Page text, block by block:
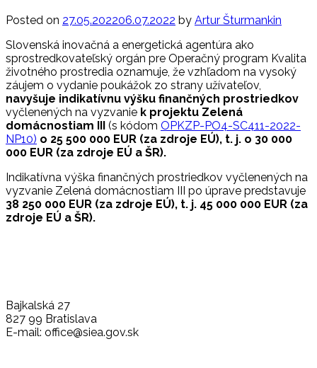
Posted on 27.05.202206.07.2022 by Artur Šturmankin
Slovenská inovačná a energetická agentúra ako
sprostredkovateľský orgán pre Operačný program Kvalita
životného prostredia oznamuje, že vzhľadom na vysoký
záujem o vydanie poukážok zo strany užívateľov,
navyšuje indikatívnu výšku finančných prostriedkov
vyčlenených na vyzvanie k projektu Zelená
domácnostiam III (s kódom OPKZP-PO4-SC411-2022-
NP10) o 25 500 000 EUR (za zdroje EÚ), t. j. o 30 000
000 EUR (za zdroje EÚ a ŠR).
Indikatívna výška finančných prostriedkov vyčlenených na
vyzvanie Zelená domácnostiam III po úprave predstavuje
38 250 000 EUR (za zdroje EÚ), t. j. 45 000 000 EUR (za
zdroje EÚ a ŠR).
Bajkalská 27
827 99 Bratislava
E-mail: office@siea.gov.sk